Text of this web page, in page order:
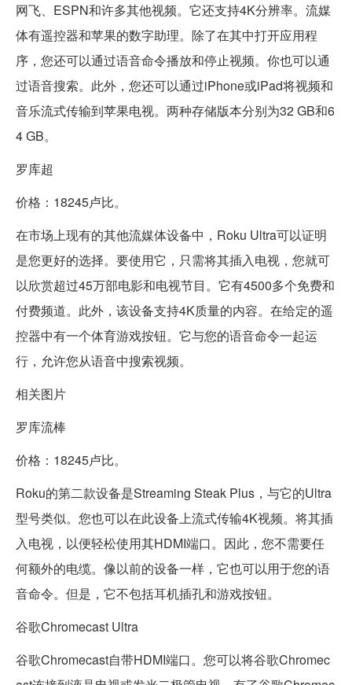
网飞、ESPN和许多其他视频。它还支持4K分辨率。流媒
体有遥控器和苹果的数字助理。除了在其中打开应用程
序，您还可以通过语音命令播放和停止视频。你也可以通
过语音搜索。此外，您还可以通过iPhone或iPad将视频和
音乐流式传输到苹果电视。两种存储版本分别为32 GB和6
4 GB。
罗库超
价格：18245卢比。
在市场上现有的其他流媒体设备中，Roku Ultra可以证明
是您更好的选择。要使用它，只需将其插入电视，您就可
以欣赏超过45万部电影和电视节目。它有4500多个免费和
付费频道。此外，该设备支持4K质量的内容。在给定的遥
控器中有一个体育游戏按钮。它与您的语音命令一起运
行，允许您从语音中搜索视频。
相关图片
罗库流棒
价格：18245卢比。
Roku的第二款设备是Streaming Steak Plus，与它的Ultra
型号类似。您也可以在此设备上流式传输4K视频。将其插
入电视，以便轻松使用其HDMI端口。因此，您不需要任
何额外的电缆。像以前的设备一样，它也可以用于您的语
音命令。但是，它不包括耳机插孔和游戏按钮。
谷歌Chromecast Ultra
谷歌Chromecast自带HDMI端口。您可以将谷歌Chromec